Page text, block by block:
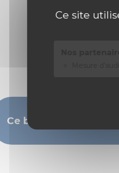
Ce site
Ce bien vous intéresse